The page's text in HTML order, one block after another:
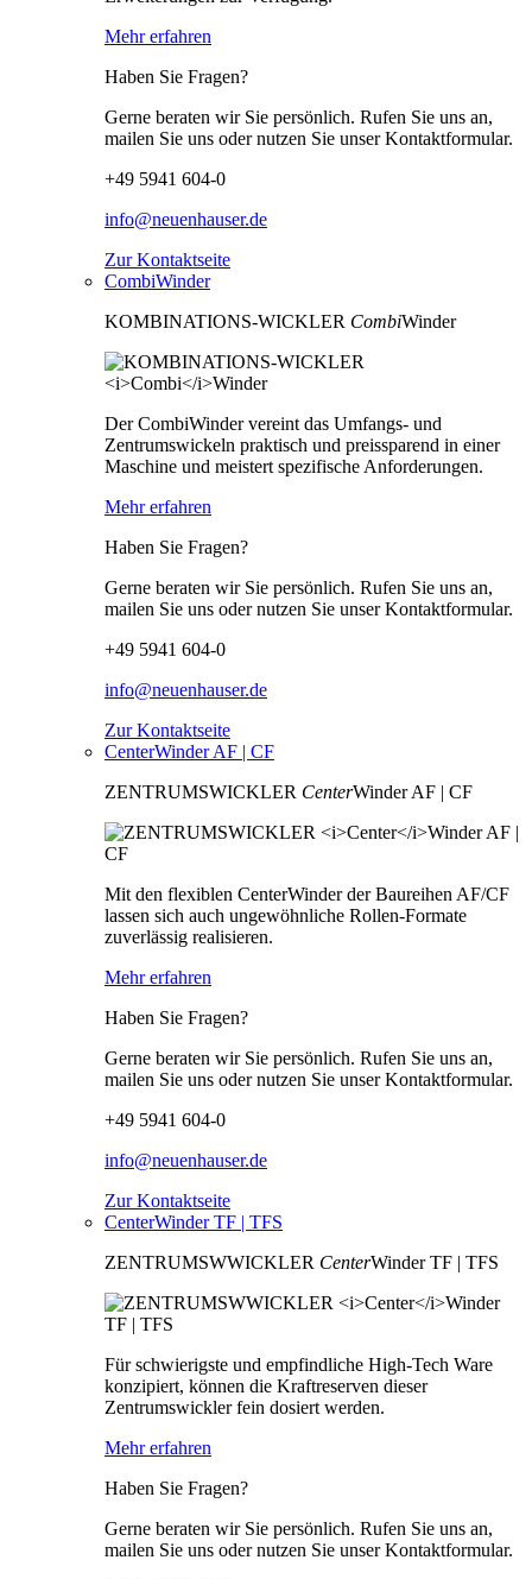
Mehr erfahren
Haben Sie Fragen?
Gerne beraten wir Sie persönlich. Rufen Sie uns an,
mailen Sie uns oder nutzen Sie unser Kontaktformular.
+49 5941 604-0
info@neuenhauser.de
Zur Kontaktseite
CombiWinder
KOMBINATIONS-WICKLER CombiWinder
Der CombiWinder vereint das Umfangs- und
Zentrumswickeln praktisch und preissparend in einer
Maschine und meistert spezifische Anforderungen.
Mehr erfahren
Haben Sie Fragen?
Gerne beraten wir Sie persönlich. Rufen Sie uns an,
mailen Sie uns oder nutzen Sie unser Kontaktformular.
+49 5941 604-0
info@neuenhauser.de
Zur Kontaktseite
CenterWinder AF | CF
ZENTRUMSWICKLER CenterWinder AF | CF
Mit den flexiblen CenterWinder der Baureihen AF/CF
lassen sich auch ungewöhnliche Rollen-Formate
zuverlässig realisieren.
Mehr erfahren
Haben Sie Fragen?
Gerne beraten wir Sie persönlich. Rufen Sie uns an,
mailen Sie uns oder nutzen Sie unser Kontaktformular.
+49 5941 604-0
info@neuenhauser.de
Zur Kontaktseite
CenterWinder TF | TFS
ZENTRUMSWWICKLER CenterWinder TF | TFS
Für schwierigste und empfindliche High-Tech Ware
konzipiert, können die Kraftreserven dieser
Zentrumswickler fein dosiert werden.
Mehr erfahren
Haben Sie Fragen?
Gerne beraten wir Sie persönlich. Rufen Sie uns an,
mailen Sie uns oder nutzen Sie unser Kontaktformular.